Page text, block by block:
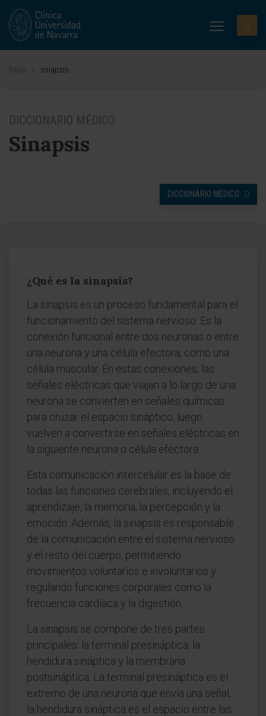
Inicio > sinapsis
DICCIONARIO MÉDICO
Sinapsis
DICCIONARIO MÉDICO
¿Qué es la sinapsis?
La sinapsis es un proceso fundamental para el
funcionamiento del sistema nervioso. Es la
conexión funcional entre dos neuronas o entre
una neurona y una célula efectora, como una
célula muscular. En estas conexiones, las
señales eléctricas que viajan a lo largo de una
neurona se convierten en señales químicas
para cruzar el espacio sináptico, luego
vuelven a convertirse en señales eléctricas en
la siguiente neurona o célula efectora.
Esta comunicación intercelular es la base de
todas las funciones cerebrales, incluyendo el
aprendizaje, la memoria, la percepción y la
emoción. Además, la sinapsis es responsable
de la comunicación entre el sistema nervioso
y el resto del cuerpo, permitiendo
movimientos voluntarios e involuntarios y
regulando funciones corporales como la
frecuencia cardíaca y la digestión.
La sinapsis se compone de tres partes
principales: la terminal presináptica, la
hendidura sináptica y la membrana
postsináptica. La terminal presináptica es el
extremo de una neurona que envía una señal,
la hendidura sináptica es el espacio entre las